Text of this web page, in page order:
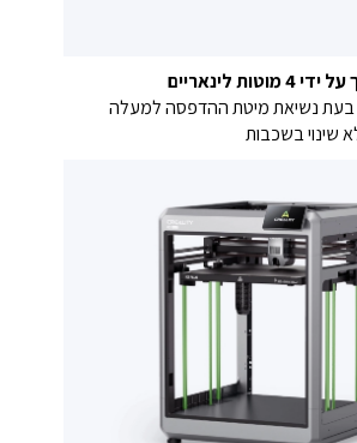
בעת נשיאת מיטת ההדפסה למעלה
שינוי בשכבות